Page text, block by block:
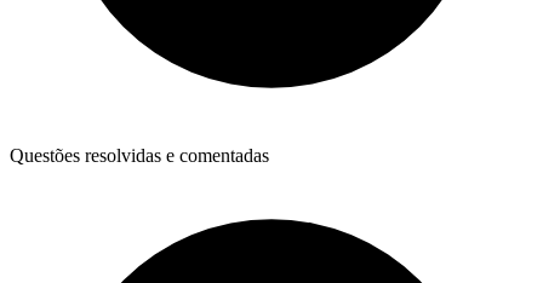
Questões resolvidas e comentadas